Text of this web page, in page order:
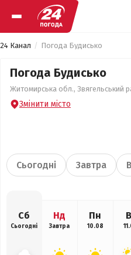
24 Канал Погода Будисько
Погода Будисько
Житомирська обл., Звягельський
Змінити місто
Сьогодні Завтра
Сб
Сьогодні
Нд
Завтра
Пн
10.08